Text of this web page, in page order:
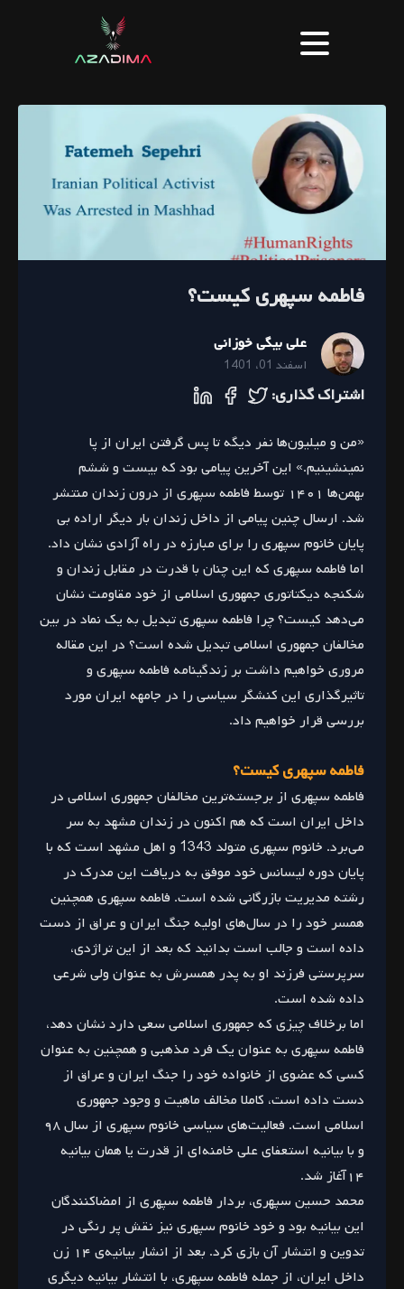
فاطمه سپهری کیست؟
علی بیگی خوزانی
اسفند 01، 1401
اشتراک گذاری:
«من و میلیون‌ها نفر دیگه تا پس گرفتن ایران از پا
نمینشینیم.» این آخرین پیامی بود که بیست و ششم
بهمن‌ها ۱۴۰۱ توسط فاطمه سپهری از درون زندان منتشر
شد. ارسال چنین پیامی از داخل زندان بار دیگر اراده بی
پایان خانوم سپهری را برای مبارزه در راه آزادی نشان داد.
اما فاطمه سپهری که این چنان با قدرت در مقابل زندان و
شکنجه دیکتاتوری جمهوری اسلامی از خود مقاومت نشان
می‌دهد کیست؟ چرا فاطمه سپهری تبدیل به یک نماد در بین
مخالفان جمهوری اسلامی تبدیل شده است؟ در این مقاله
مروری خواهیم داشت بر زندگینامه فاطمه سپهری و
تاثیرگذاری این کنشگر سیاسی را در جامهه ایران مورد
بررسی قرار خواهیم داد.
فاطمه سپهری کیست؟
فاطمه سپهری از برجسته‌ترین مخالفان جمهوری اسلامی در
داخل ایران است که هم اکنون در زندان مشهد به سر
می‌برد. خانوم سپهری متولد 1343 و اهل مشهد است که با
پایان دوره لیسانس خود موفق به دریافت این مدرک در
رشته مدیریت بازرگانی شده است. فاطمه سپهری همچنین
همسر خود را در سال‌های اولیه جنگ ایران و عراق از دست
داده است و جالب است بدانید که بعد از این تراژدی،
سرپرستی فرزند او به پدر همسرش به عنوان ولی شرعی
داده شده است.
اما برخلاف چیزی که جمهوری اسلامی سعی دارد نشان دهد،
فاطمه سپهری به عنوان یک فرد مذهبی و همچنین به عنوان
کسی که عضوی از خانواده خود را جنگ ایران و عراق از
دست داده است، کاملا مخالف ماهیت و وجود جمهوری
اسلامی است. فعالیت‌های سیاسی خانوم سپهری از سال ۹۸
و با بیانیه استعفای علی خامنه‌ای از قدرت یا همان بیانیه
۱۴آغاز شد.
محمد حسین سپهری، بردار فاطمه سپهری از امضاکنندگان
این بیانیه بود و خود خانوم سپهری نیز نقش پر رنگی در
تدوین و انتشار آن بازی کرد. بعد از انشار بیانیه‌ی ۱۴ زن
داخل ایران، از جمله فاطمه سپهری، با انتشار بیانیه دیگری